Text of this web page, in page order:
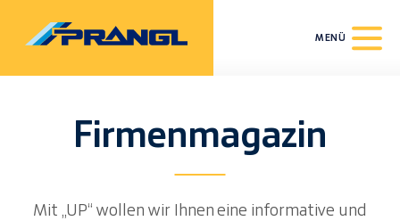
MENÜ
Firmenmagazin
Mit „UP“ wollen wir Ihnen eine informative und